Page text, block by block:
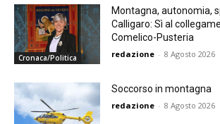
Cronaca/Politica
Montagna, autonomia,
Calligaro: Sì al
Comelico-Pusteria
redazione - 8 Agosto 2026
Soccorso in montagna
redazione - 8 Agosto 2026